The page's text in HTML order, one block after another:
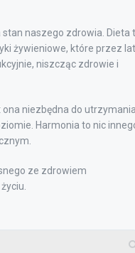
stan naszego zdrowia. Dieta
żywieniowe, które przez
niszcząc zdrowie i
ona niezbędna do utrzymania
Harmonia to nic
ze zdrowiem